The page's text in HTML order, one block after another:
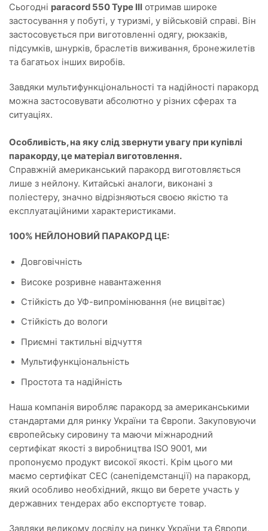
Сьогодні paracord 550 Type III отримав широке
застосування у побуті, у туризмі, у військовій справі. Він
застосовується при виготовленні одягу, рюкзаків,
підсумків, шнурків, браслетів виживання, бронежилетів
та багатьох інших виробів.
Завдяки мультифункціональності та надійності паракорд
можна застосовувати абсолютно у різних сферах та
ситуаціях.
Особливість, на яку слід звернути увагу при купівлі
паракорду, це матеріал виготовлення.
Справжній американський паракорд виготовляється
лише з нейлону. Китайські аналоги, виконані з
поліестеру, значно відрізняються своєю якістю та
експлуатаційними характеристиками.
100% НЕЙЛОНОВИЙ ПАРАКОРД ЦЕ:
Довговічність
Високе розривне навантаження
Стійкість до УФ-випромінювання (не вицвітає)
Стійкість до вологи
Приємні тактильні відчуття
Мультифункціональність
Простота та надійність
Наша компанія виробляє паракорд за американськими
стандартами для ринку України та Європи. Закуповуючи
європейську сировину та маючи міжнародний
сертифікат якості з виробництва ISO 9001, ми
пропонуємо продукт високої якості. Крім цього ми
маємо сертифікат СЕС (санепідемстанції) на паракорд,
який особливо необхідний, якщо ви берете участь у
державних тендерах або експортуєте товар.
Завдяки великому досвіду на ринку України та Європи,